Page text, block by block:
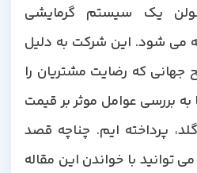
یک سیستم گرمایشی
شود. این شرکت به دلیل
که رضایت مشتریان را
عوامل موثر بر قیمت
گلد، پرداخته ایم. چناچه قصد
با خواندن این مقاله